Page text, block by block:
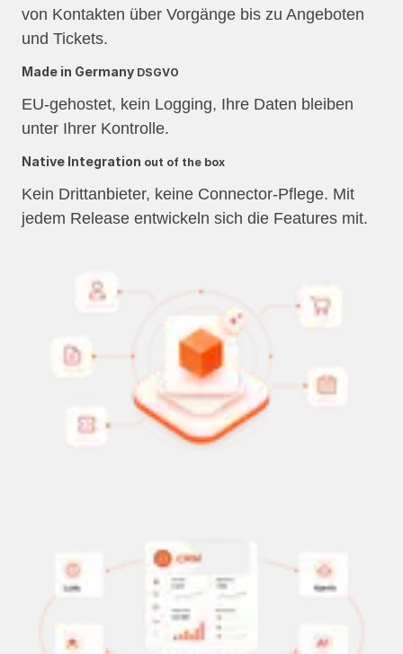
von Kontakten über Vorgänge bis zu Angeboten
und Tickets.
Made in Germany DSGVO
EU-gehostet, kein Logging, Ihre Daten bleiben
unter Ihrer Kontrolle.
Native Integration out of the box
Kein Drittanbieter, keine Connector-Pflege. Mit
jedem Release entwickeln sich die Features mit.